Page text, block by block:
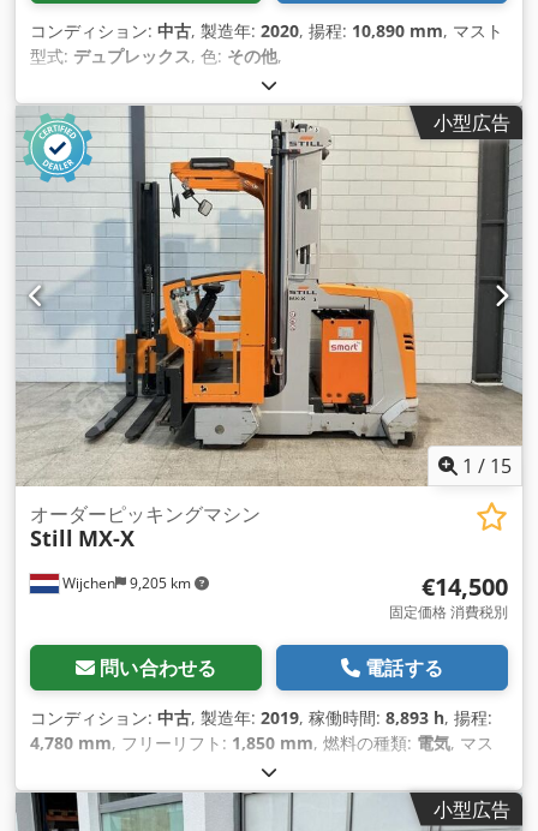
コンディション: 中古, 製造年: 2020, 揚程: 10,890 mm, マスト
型式: デュプレックス, 色: その他,
小型広告
1 / 15
Wijchen 9,205 km
オーダーピッキングマシン
Still MX-X
€14,500
固定価格 消費税別
問い合わせる 電話する
コンディション: 中古, 製造年: 2019, 稼働時間: 8,893 h, 揚程:
4,780 mm, フリーリフト: 1,850 mm, 燃料の種類: 電気, マス
, フォーク長:
680 mm, 全高:2,920 mm, 全長:3,100 mm, 全幅:1,680 mm,
色:グレー, 小型広告